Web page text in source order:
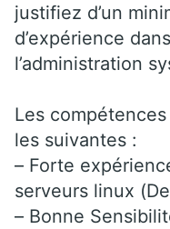
justifiez d’un
d’expérience
l’administration
Les
les suivantes :
– Forte
serveurs linux
– Bonne